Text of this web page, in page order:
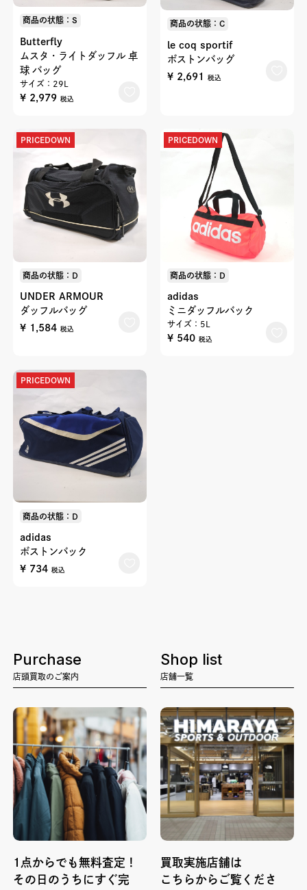
商品の状態：S
Butterfly
ムスタ・ライトダッフル 卓
球 バッグ
サイズ：29L
¥ 2,979 税込
商品の状態：C
le coq sportif
ボストンバッグ
¥ 2,691
税込
PRICEDOWN
商品の状態：D
UNDER ARMOUR
ダッフルバッグ
¥ 1,584 税込
PRICEDOWN
商品の状態：D
adidas
ミニダッフルバック
サイズ：5L
¥ 540 税込
PRICEDOWN
商品の状態：D
adidas
ボストンバック
¥ 734 税込
Purchase
店頭買取のご案内
1点からでも無料査定！
その日のうちにすぐ完
Shop list
店舗一覧
買取実施店舗は
こちらからご覧くださ